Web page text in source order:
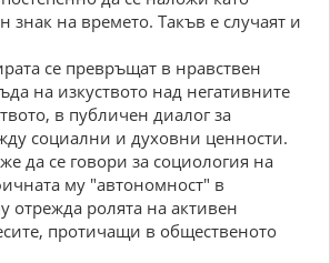
знак на времето. Такъв е случаят и
се превръщат в нравствен
на изкуството над негативните
в публичен диалог за
социални и духовни ценности.
да се говори за социология на
му "автономност" в
отрежда ролята на активен
протичащи в общественото